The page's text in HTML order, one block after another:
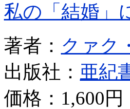
私の「結婚」
著者： クァク
出版社： 亜紀
価格： 1,600円